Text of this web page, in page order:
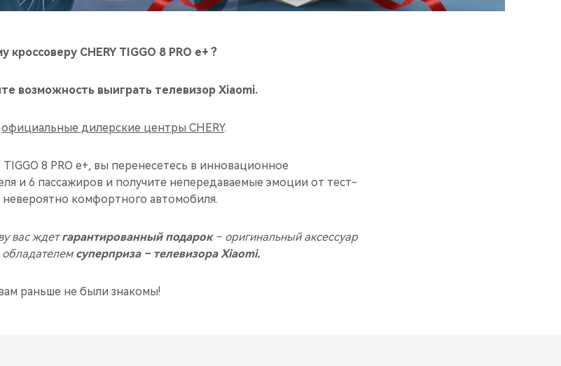
CHERY TIGGO 8 PRO e+ ?
возможность выиграть телевизор Xiaomi.
официальные дилерские центры CHERY.
8 PRO e+, вы перенесетесь в инновационное
и 6 пассажиров и получите непередаваемые эмоции от тест-
комфортного автомобиля.
вас ждетгарантированный подарок– оригинальный аксессуар
обладателем суперприза – телевизора Xiaomi.
раньше не были знакомы!